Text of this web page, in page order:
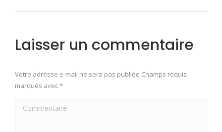
Laisser un commentaire
Votre adresse e-mail ne sera pas publiée Champs requis
marqués avec*
Commentaire